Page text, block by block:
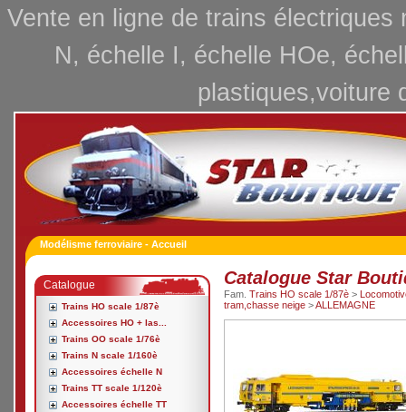
Vente en ligne de trains
N, échelle I, échelle HOe,
plastiques,voiture
Modélisme ferroviaire - Accueil
Catalogue
Trains HO scale 1/87è
Accessoires HO + las...
Trains OO scale 1/76è
Trains N scale 1/160è
Accessoires échelle N
Trains TT scale 1/120è
Accessoires échelle TT
Catalogue Star
Fam. Trains HO scale 1/87è >
tram,chasse neige >ALLEMAGNE